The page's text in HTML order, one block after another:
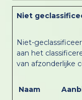
Niet
Niet-
aan het
van afzonderlijke
Naam